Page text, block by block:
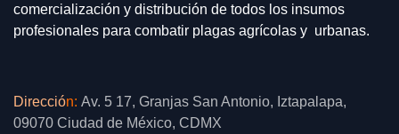
comercialización y distribución de todos los insumos
profesionales para combatir plagas agrícolas y urbanas.
Dirección: Av. 5 17, Granjas San Antonio, Iztapalapa,
09070 Ciudad de México, CDMX